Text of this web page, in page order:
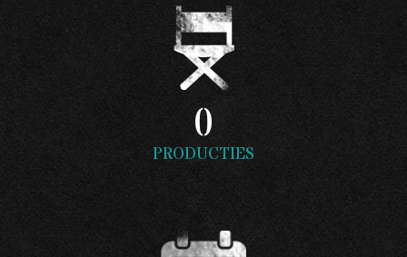
0
PRODUCTIES